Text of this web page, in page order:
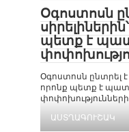
Օգոստոսն
պետք է
Օգոստոսն ընտրել է
որոնք պետք է
ԱՍՏՂԱԳՈՒՇԱԿ